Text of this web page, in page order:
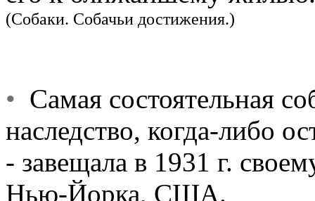
(Собаки. Собачьи достижения.)
• Самая состоятельная
наследство, когда-либо
- завещала в 1931 г.
Нью-Йорка, США.